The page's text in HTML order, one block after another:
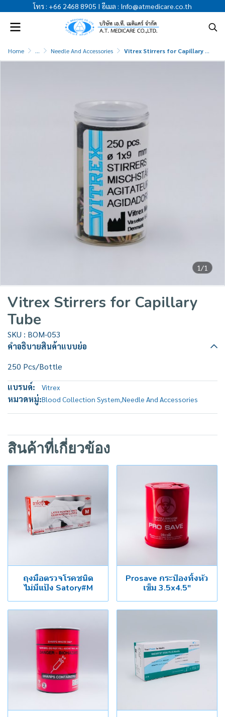
โทร : +66 2468 8905 I อีเมล : Info@atmedicare.co.th
Home ... Needle And Accessories Vitrex Stirrers for Capillary Tube
1/1
Vitrex Stirrers for Capillary
Tube
SKU : BOM-053
คำอธิบายสินค้าแบบย่อ
250 Pcs/Bottle
แบรนด์:
Vitrex
หมวดหมู่:Blood Collection System,Needle And Accessories
สินค้าที่เกี่ยวข้อง
ถุงมือตรวจโรคชนิด
ไม่มีแป้ง Satory#M
Prosave กระป๋องทิ้งหัว
เข็ม 3.5x4.5"